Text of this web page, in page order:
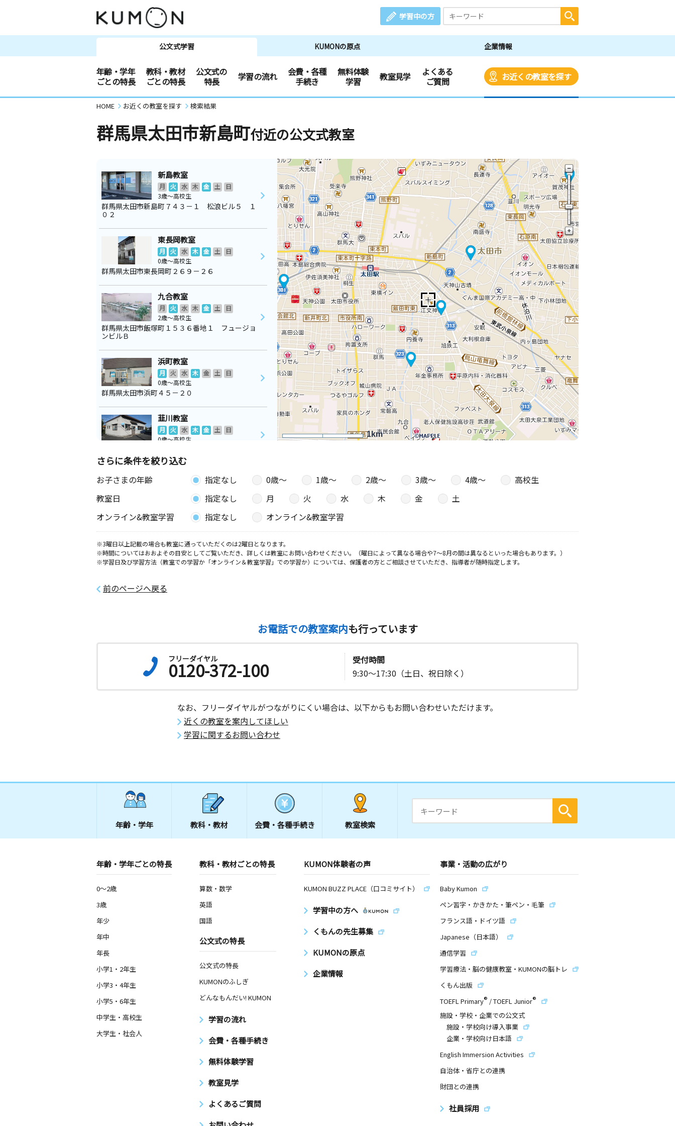
学習中の方
公文式学習 KUMONの原点 企業情報
年齢・学年
ごとの特長
教科・教材
ごとの特長
公文式の
特長
学習の流れ
会費・各種
手続き
無料体験
学習
教室見学
よくある
ご質問
お近くの教室を探す
HOME お近くの教室を探す 検索結果
群馬県太田市新島町付近の公文式教室
1km
新島教室
月 火 水 木 金 土
日
3歳～高校生
群馬県太田市新島町７４３－１ 松浪ビル５ １
０２
東長岡教室
月 火 水 木 金 土
日
0歳～高校生
群馬県太田市東長岡町２６９－２６
九合教室
月 火 水 木 金 土
日
2歳～高校生
群馬県太田市飯塚町１５３６番地１ フュージョ
ンビルＢ
浜町教室
月 火 水 木 金 土
日
0歳～高校生
群馬県太田市浜町４５－２０
韮川教室
月 火 水 木 金 土
日
0歳～高校生
さらに条件を絞り込む
お子さまの年齢 指定なし 0歳〜 1歳〜 2歳〜 3歳〜 4歳〜
高校生
教室日
指定なし 月 火 水 木 金
土
オンライン&教室学習
指定なし オンライン&教室学習
※3曜日以上記載の場合も教室に通っていただくのは2曜日となります。
※時間についてはおおよその目安としてご覧いただき、詳しくは教室にお問い合わせください。（曜日によって異なる場合や7～8月の間は異なるといった場合もあります。）
※学習日及び学習方法（教室での学習か「オンライン＆教室学習」での学習か）については、保護者の方とご相談させていただき、指導者が随時指定します。
前のページへ戻る
お電話での教室案内も行っています
フリーダイヤル
0120-372-100
受付時間
9:30～17:30（土日、祝日除く）
なお、フリーダイヤルがつながりにくい場合は、以下からもお問い合わせいただけます。
近くの教室を案内してほしい
学習に関するお問い合わせ
年齢・学年 教科・教材 会費・ 各種手続き 教室検索
年齢・学年ごとの特長
0～2歳
3歳
年少
年中
年長
小学1・2年生
小学3・4年生
小学5・6年生
中学生・高校生
大学生・社会人
教科・教材ごとの特長
算数・数学
英語
国語
公文式の特長
公文式の特長
KUMONのふしぎ
どんなもんだい! KUMON
学習の流れ
会費・各種手続き
無料体験学習
教室見学
よくあるご質問
KUMON体験者の声
KUMON BUZZ PLACE（口コミサイト）
学習中の方へ
くもんの先生募集
KUMONの原点
企業情報
事業・活動の広がり
Baby Kumon
ペン習字・かきかた・筆ペン・毛筆
フランス語・ドイツ語
Japanese（日本語）
通信学習
学習療法・脳の健康教室・KUMONの脳トレ
くもん出版
TOEFL Primary® /TOEFL Junior®
施設・学校・企業での公文式
施設・学校向け導入事業
企業・学校向け日本語
English Immersion Activities
自治体・省庁との連携
財団との連携
社員採用